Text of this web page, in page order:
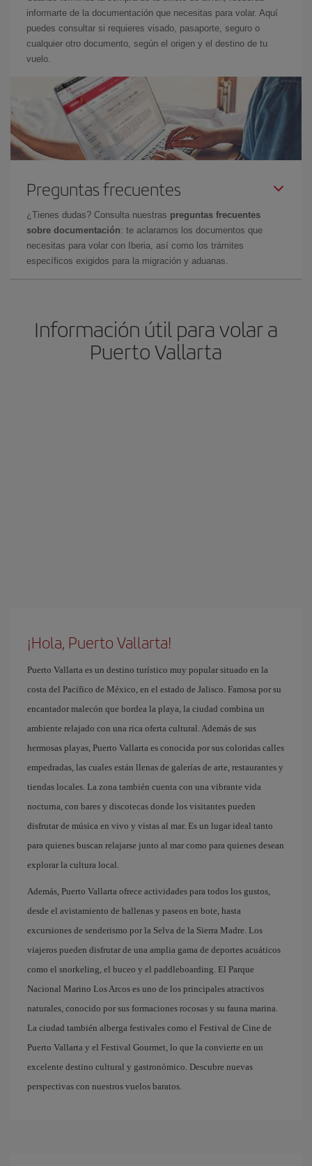
informarte de la documentación que necesitas para volar. Aquí
puedes consultar si requieres visado, pasaporte, seguro o
cualquier otro documento, según el origen y el destino de tu
vuelo.
Preguntas frecuentes
¿Tienes dudas? Consulta nuestras preguntas frecuentes
sobre documentación: te aclaramos los documentos que
necesitas para volar con Iberia, así como los trámites
específicos exigidos para la migración y aduanas.
Información útil para volar a
Puerto Vallarta
¡Hola, Puerto Vallarta!
Puerto Vallarta es un destino turístico muy popular situado en la
costa del Pacífico de México, en el estado de Jalisco. Famosa por su
encantador malecón que bordea la playa, la ciudad combina un
ambiente relajado con una rica oferta cultural. Además de sus
hermosas playas, Puerto Vallarta es conocida por sus coloridas calles
empedradas, las cuales están llenas de galerías de arte, restaurantes y
tiendas locales. La zona también cuenta con una vibrante vida
nocturna, con bares y discotecas donde los visitantes pueden
disfrutar de música en vivo y vistas al mar. Es un lugar ideal tanto
para quienes buscan relajarse junto al mar como para quienes desean
explorar la cultura local.
Además, Puerto Vallarta ofrece actividades para todos los gustos,
desde el avistamiento de ballenas y paseos en bote, hasta
excursiones de senderismo por la Selva de la Sierra Madre. Los
viajeros pueden disfrutar de una amplia gama de deportes acuáticos
como el snorkeling, el buceo y el paddleboarding. El Parque
Nacional Marino Los Arcos es uno de los principales atractivos
naturales, conocido por sus formaciones rocosas y su fauna marina.
La ciudad también alberga festivales como el Festival de Cine de
Puerto Vallarta y el Festival Gourmet, lo que la convierte en un
excelente destino cultural y gastronómico. Descubre nuevas
perspectivas con nuestros vuelos baratos.